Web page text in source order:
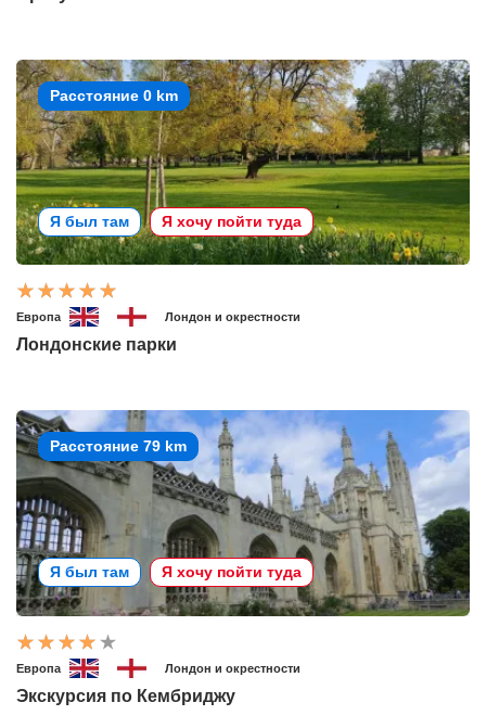
Расстояние 0 km
Я был там Я хочу пойти туда
Европа Лондон и окрестности
Лондонские парки
Расстояние 79 km
Я был там Я хочу пойти туда
Европа Лондон и окрестности
Экскурсия по Кембриджу